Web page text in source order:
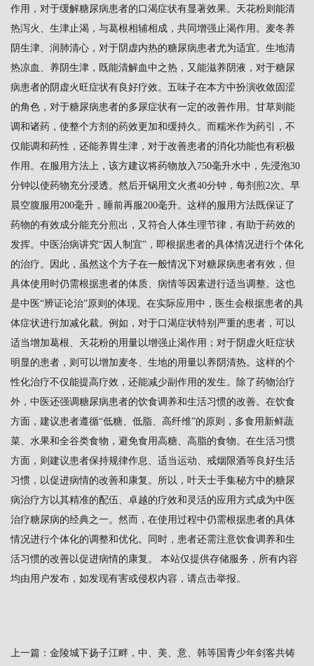
作用，对于缓解糖尿病患者的口渴症状有显著效果。天花粉则能清
热泻火、生津止渴，与葛根相辅相成，共同增强止渴作用。麦冬养
阴生津、润肺清心，对于阴虚内热的糖尿病患者尤为适宜。生地清
热凉血、养阴生津，既能清解血中之热，又能滋养阴液，对于糖尿
病患者的阴虚火旺症状有良好疗效。五味子在本方中扮演收敛固涩
的角色，对于糖尿病患者的多尿症状有一定的改善作用。甘草则能
调和诸药，使整个方剂的药效更加和缓持久。而糯米作为药引，不
仅能调和药性，还能养胃生津，对于改善患者的消化功能也有积极
作用。在服用方法上，该方建议将药物放入750毫升水中，先浸泡30
分钟以使药物充分浸透。然后开锅用文火煮40分钟，每剂煎2次。早
晨空腹服用200毫升，睡前再服200毫升。这样的服用方法既保证了
药物的有效成分能充分煎出，又符合人体生理节律，有助于药效的
发挥。中医治病讲究“因人制宜”，即根据患者的具体情况进行个体化
的治疗。因此，虽然这个方子在一般情况下对糖尿病患者有效，但
具体使用时仍需根据患者的体质、病情等因素进行适当调整。这也
是中医“辨证论治”原则的体现。在实际应用中，医生会根据患者的具
体症状进行加减化裁。例如，对于口渴症状特别严重的患者，可以
适当增加葛根、天花粉的用量以增强止渴作用；对于阴虚火旺症状
明显的患者，则可以增加麦冬、生地的用量以养阴清热。这样的个
性化治疗不仅能提高疗效，还能减少副作用的发生。除了药物治疗
外，中医还强调糖尿病患者的饮食调养和生活习惯的改善。在饮食
方面，建议患者遵循“低糖、低脂、高纤维”的原则，多食用新鲜蔬
菜、水果和全谷类食物，避免食用高糖、高脂的食物。在生活习惯
方面，则建议患者保持规律作息、适当运动、戒烟限酒等良好生活
习惯，以促进病情的改善和康复。所以，叶天士手集秘方中的糖尿
病治疗方以其精准的配伍、卓越的疗效和灵活的应用方式成为中医
治疗糖尿病的经典之一。然而，在使用过程中仍需根据患者的具体
情况进行个体化的调整和优化。同时，患者还需注意饮食调养和生
活习惯的改善以促进病情的康复。 本站仅提供存储服务，所有内容
均由用户发布，如发现有害或侵权内容，请点击举报。
上一篇： 金陵城下扬子江畔，中、美、意、韩等国青少年剑客共铸